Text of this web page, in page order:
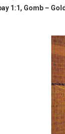
1:1, Gomb –